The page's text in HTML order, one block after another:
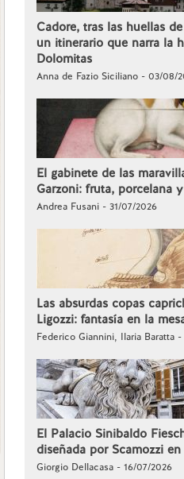
Cadore, tras las huellas
un itinerario que narra la
Dolomitas
Anna de Fazio Siciliano - 03/08/
El gabinete de las
Garzoni: fruta, porcelana
Andrea Fusani - 31/07/2026
Las absurdas copas
Ligozzi: fantasía en la
Federico Giannini, Ilaria Baratta -
El Palacio Sinibaldo
diseñada por Scamozzi
Giorgio Dellacasa - 16/07/2026